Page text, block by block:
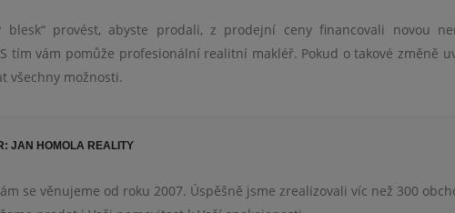
blesk“ provést, abyste prodali, z prodejní ceny financovali novou
tím vám pomůže profesionální realitní makléř. Pokud o takové změně
všechny možnosti.
JAN HOMOLA REALITY
se věnujeme od roku 2007. Úspěšně jsme zrealizovali víc než 300